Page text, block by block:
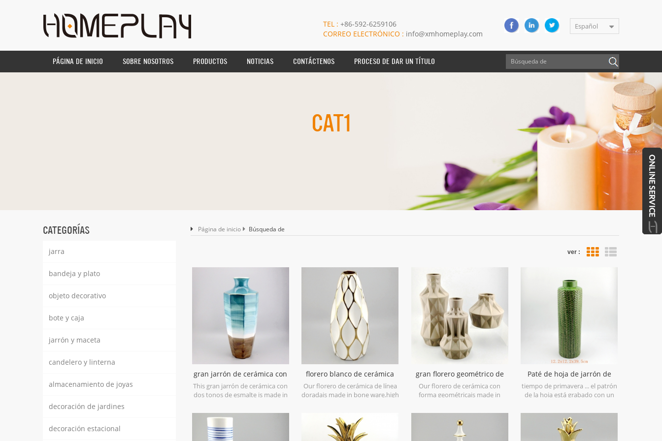
Español
TEL : +86-592-6259106
CORREO ELECTRÓNICO : info@xmhomeplay.com
PÁGINA DE INICIO SOBRE NOSOTROS PRODUCTOS NOTICIAS CONTÁCTENOS PROCESO DE DAR UN TÍTULO
CAT1
CATEGORÍAS
jarra
bandeja y plato
objeto decorativo
bote y caja
jarrón y maceta
candelero y linterna
almacenamiento de joyas
decoración de jardines
decoración estacional
Página de inicio Búsqueda de
ver :
gran jarrón de cerámica con
dos tonos de esmalte
This gran jarrón de cerámica con
dos tonos de esmalte is made in
material to present two tone
colors,it is hand crafted so the
color is variance,two size options
with 19.7''h and 16.7''h.
florero blanco de cerámica
del panal de las líneas del oro
Our florero de cerámica de línea
doradais made in bone ware,high
gran florero geométrico de
cerámica marrón conjunto de
3
Our florero de cerámica con
forma geométricais made in
material in geometric shapes,it is
hand-crafted with three sizes
assorted,very nice fit with your
modern furniture.
Paté de hoja de jarrón de
cerámica verde lima
tiempo de primavera ... el patrón
de la hoja está grabado con un
llevará a la primavera a primera
vista. está hecho en gres en china,
obtén más ambiente primaveral
prueba estoflorero de cerámica